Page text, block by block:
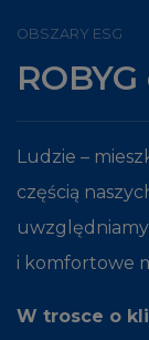
OBSZARY ESG
Ludzie –
częścią
i komfortowe
W trosce o